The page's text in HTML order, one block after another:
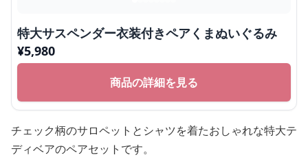
特大サスペンダー衣装付きペアくまぬいぐるみ
¥5,980
商品の詳細を見る
チェック柄のサロペットとシャツを着たおしゃれな特大テ
ディベアのペアセットです。